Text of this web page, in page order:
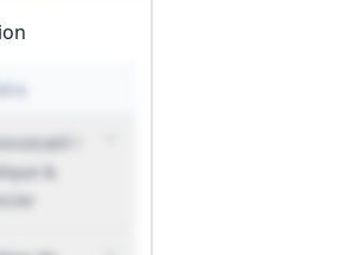
et durée
conformes
(tourets
: 24 mois
/
&